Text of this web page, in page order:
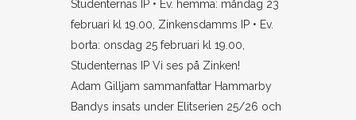
Adam Gilljam sammanfattar Hammarby
Bandys insats under Elitserien 25/26 och